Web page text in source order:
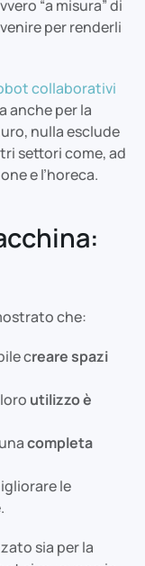
“a misura” di
per renderli
collaborativi
anche per la
nulla esclude
settori come, ad
e l’horeca.
che:
creare spazi
utilizzo è
completa
le
sia per la